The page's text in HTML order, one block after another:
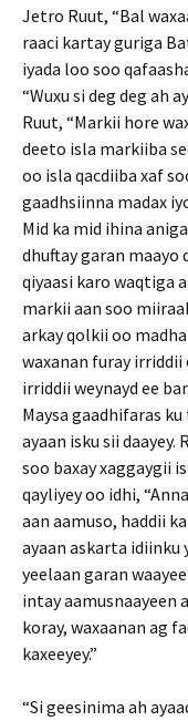
Jetro Ruut, “Bal
raaci kartay guriga
iyada loo soo
“Wuxu si deg deg ah
Ruut, “Markii hore
deeto isla markiiba
oo isla qacdiiba xaf
gaadhsiinna madax
Mid ka mid ihina
dhuftay garan maayo
qiyaasi karo waqtiga
markii aan soo
arkay qolkii oo
waxanan furay irriddii
irriddii weynayd ee
Maysa gaadhifaras
ayaan isku sii
soo baxay xaggaygii
qayliyey oo idhi,
aan aamuso, haddii
ayaan askarta idiinku
yeelaan garan
intay aamusnaayeen
koray, waxaanan ag
kaxeeyey.”
“Si geesinima ah